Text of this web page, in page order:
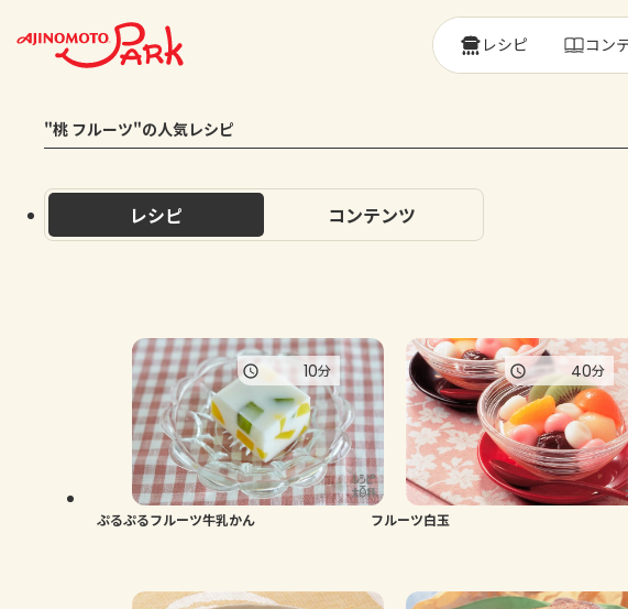
レシピ コン
"桃 フルーツ"の人気レシピ
レシピ コンテンツ
ぷるぷるフルーツ牛乳かん
10分
フルーツ白玉
40分